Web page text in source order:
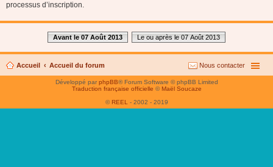
processus d’inscription.
Avant le 07 Août 2013 Le ou après le 07 Août 2013
Accueil Accueil du forum Nous contacter
Développé parphpBB® Forum Software © phpBB Limited
Traduction française officielle © Maël Soucaze
© REEL - 2002 - 2019